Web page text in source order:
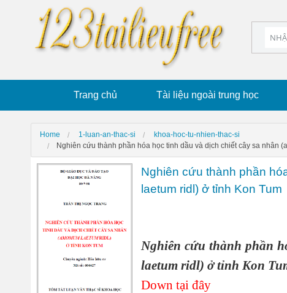
Trang chủ Tài liệu ngoài trung học
Home 1-luan-an-thac-si
khoa-hoc-tu-nhien-thac-si
Nghiên cứu thành phần hóa học tinh dầu và dịch chiết cây sa nhân
Nghiên cứu thành phần
laetum ridl) ở tỉnh Kon Tum
Nghiên cứu thành phần
laetum ridl) ở tỉnh Kon
Down tại đây